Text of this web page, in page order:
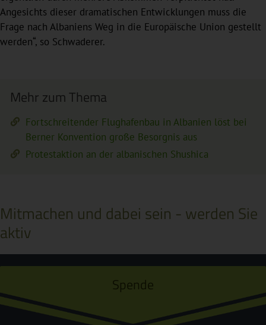
Angesichts dieser dramatischen Entwicklungen muss die
Frage nach Albaniens Weg in die Europäische Union gestellt
werden“, so Schwaderer.
Mehr zum Thema
Fortschreitender Flughafenbau in Albanien löst bei
Berner Konvention große Besorgnis aus
Protestaktion an der albanischen Shushica
Mitmachen und dabei sein - werden Sie
aktiv
Spende